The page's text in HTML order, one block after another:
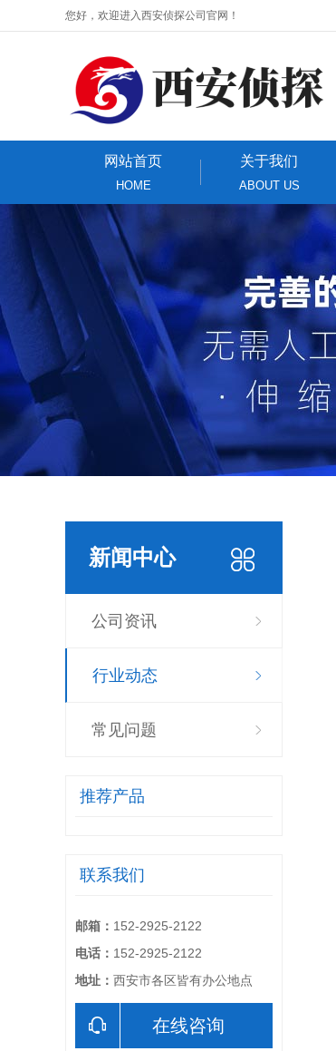
您好，欢迎进入西安侦探公司官网！
网站首页
HOME
关于我们
ABOUT US
新闻中心
公司资讯
行业动态
常见问题
推荐产品
联系我们
邮箱： 152-2925-2122
电话： 152-2925-2122
地址： 西安市各区皆有办公地点
在线咨询